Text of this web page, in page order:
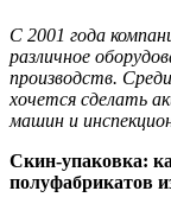
С 2001 года
различное
производств.
хочется сделать
машин и
Скин-упаковка:
полуфабрикатов